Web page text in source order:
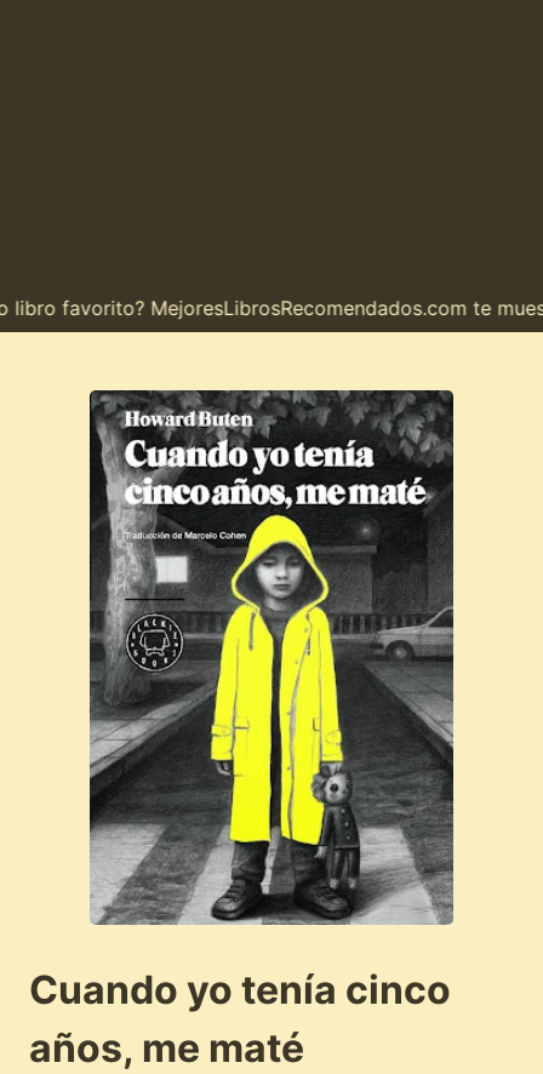
favorito? MejoresLibrosRecomendados.com te muestra
Cuando yo tenía cinco
años, me maté